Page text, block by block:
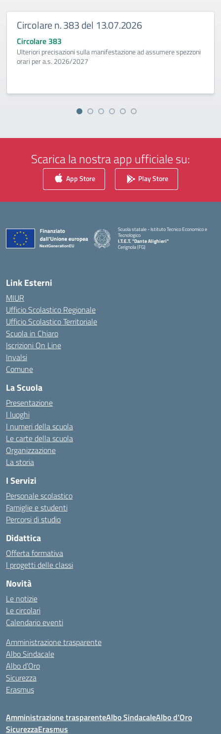
Circolare n. 383 del 13.07.2026
Circolare 383
Ulteriori precisazioni sulla manifestazione ad assumere spezzoni
orari per a.s. 2026/2027
Scarica la nostra app ufficiale su:
App Store Play Store
Scuola statale - Istituto Tecnico Economico e
Tecnologico
I.T.E.T. "Dante Alighieri"
Cerignola (FG)
— Visita la pagina iniziale della scuola
Link Esterni
MIUR
Ufficio Scolastico Regionale
Ufficio Scolastico Territoriale
Scuola in Chiaro
Iscrizioni On Line
Invalsi
Comune
La Scuola
Presentazione
I luoghi
I numeri della scuola
Le carte della scuola
Organizzazione
La storia
I Servizi
Personale scolastico
Famiglie e studenti
Percorsi di studio
Didattica
Offerta formativa
I progetti delle classi
Novità
Le notizie
Le circolari
Calendario eventi
Amministrazione trasparente
Albo Sindacale
Albo d’Oro
Sicurezza
Erasmus
Amministrazione trasparenteAlbo SindacaleAlbo d’Oro
SicurezzaErasmus